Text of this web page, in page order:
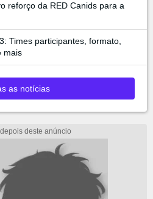
reforço da RED Canids para a
Times participantes, formato,
mais
as notícias